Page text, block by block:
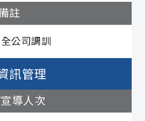
註
公司調訓
訊管理
導人次